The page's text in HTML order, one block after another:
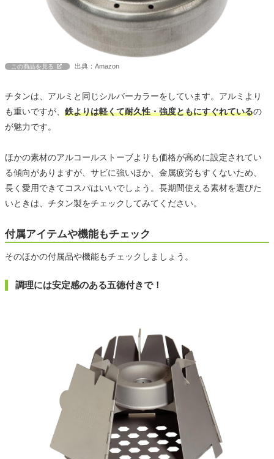
この商品を見る 出典：Amazon
チタンは、アルミと同じシルバーカラーをしています。アルミより
も重いですが、 鉄よりは軽くて耐久性・強度ともにすぐれているの
が魅力です。
ほかの素材のアルコールストーブよりも価格が高めに設定されてい
る傾向がありますが、サビに強いほか、金属疲労もすくないため、
長く愛用できてコスパはいいでしょう。長期間使える素材を選びた
いときは、チタン製をチェックしてみてください。
付属アイテムや機能もチェック
そのほかの付属品や機能もチェックしましょう。
調理には安定感のある五徳付きで！